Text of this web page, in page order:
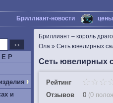
Бриллиант-новости
Р
›
и
Бриллиант – король
Ола » Сеть ювелирных
Сеть ювелирных
Рейтинг
Отзывов
0 (0